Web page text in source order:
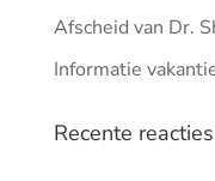
Afscheid van Dr.
Informatie
Recente reacties